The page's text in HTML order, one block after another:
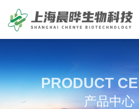
PRODUCT
产品中心